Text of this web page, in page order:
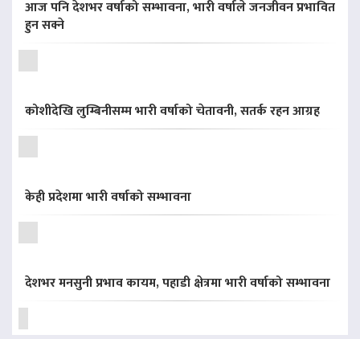
आज पनि देशभर वर्षाको सम्भावना, भारी वर्षाले जनजीवन प्रभावित
हुन सक्ने
कोशीदेखि लुम्बिनीसम्म भारी वर्षाको चेतावनी, सतर्क रहन आग्रह
केही प्रदेशमा भारी वर्षाको सम्भावना
देशभर मनसुनी प्रभाव कायम, पहाडी क्षेत्रमा भारी वर्षाको सम्भावना